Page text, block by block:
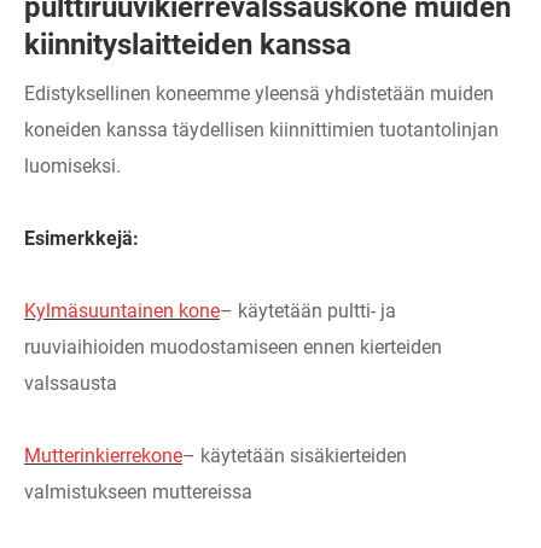
pulttiruuvikierrevalssauskone muiden
kiinnityslaitteiden kanssa
Edistyksellinen koneemme yleensä yhdistetään muiden
koneiden kanssa täydellisen kiinnittimien tuotantolinjan
luomiseksi.
Esimerkkejä:
Kylmäsuuntainen kone– käytetään pultti- ja
ruuviaihioiden muodostamiseen ennen kierteiden
valssausta
Mutterinkierrekone– käytetään sisäkierteiden
valmistukseen muttereissa